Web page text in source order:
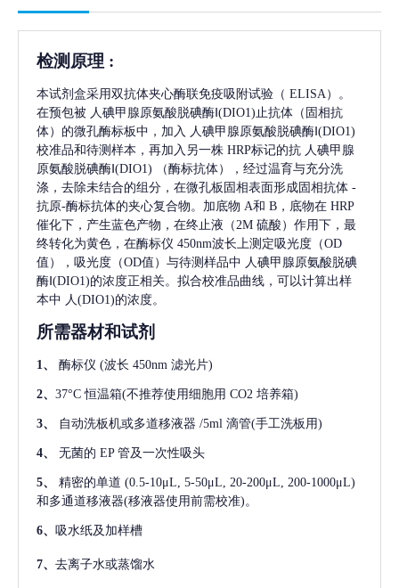
检测原理 :
本试剂盒采用双抗体夹心酶联免疫吸附试验（ ELISA）。
在预包被 人碘甲腺原氨酸脱碘酶Ⅰ(DIO1)止抗体（固相抗
体）的微孔酶标板中，加入 人碘甲腺原氨酸脱碘酶Ⅰ(DIO1)
校准品和待测样本，再加入另一株 HRP标记的抗 人碘甲腺
原氨酸脱碘酶Ⅰ(DIO1)
（酶标抗体），经过温育与充分洗
涤，去除未结合的组分，在微孔板固相表面形成固相抗体 -
抗原-酶标抗体的夹心复合物。加底物 A和 B，底物在 HRP
催化下，产生蓝色产物，在终止液（2M 硫酸）作用下，最
终转化为黄色，在酶标仪 450nm波长上测定吸光度（OD
值），吸光度（OD值）与待测样品中 人碘甲腺原氨酸脱碘
酶Ⅰ(DIO1)的浓度正相关。拟合校准品曲线，可以计算出样
本中 人(DIO1)的浓度。
所需器材和试剂
1、 酶标仪 (波长 450nm 滤光片)
2、 37°C 恒温箱(不推荐使用细胞用 CO2 培养箱)
3、 自动洗板机或多道移液器 /5ml 滴管(手工洗板用)
4、 无菌的 EP 管及一次性吸头
5、 精密的单道 (0.5-10μL, 5-50μL, 20-200μL, 200-1000μL)
和多通道移液器(移液器使用前需校准)。
6、 吸水纸及加样槽
7、 去离子水或蒸馏水